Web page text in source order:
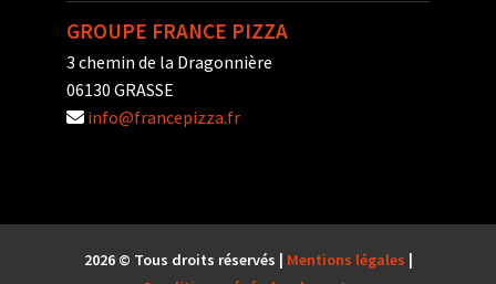
GROUPE FRANCE PIZZA
3 chemin de la Dragonnière
06130 GRASSE
info@francepizza.fr
2026 © Tous droits réservés | Mentions légales